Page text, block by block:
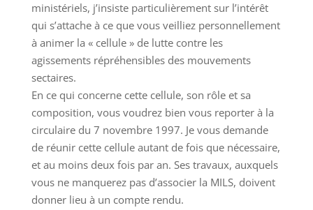
ministériels, j’insiste particulièrement sur l’intérêt
qui s’attache à ce que vous veilliez personnellement
à animer la « cellule » de lutte contre les
agissements répréhensibles des mouvements
sectaires.
En ce qui concerne cette cellule, son rôle et sa
composition, vous voudrez bien vous reporter à la
circulaire du 7 novembre 1997. Je vous demande
de réunir cette cellule autant de fois que nécessaire,
et au moins deux fois par an. Ses travaux, auxquels
vous ne manquerez pas d’associer la MILS, doivent
donner lieu à un compte rendu.